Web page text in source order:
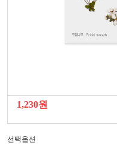
1,230원
선택옵션